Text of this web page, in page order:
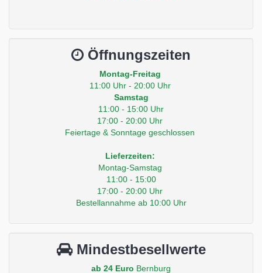
Öffnungszeiten
Montag-Freitag
11:00 Uhr - 20:00 Uhr
Samstag
11:00 - 15:00 Uhr
17:00 - 20:00 Uhr
Feiertage & Sonntage geschlossen
Lieferzeiten:
Montag-Samstag
11:00 - 15:00
17:00 - 20:00 Uhr
Bestellannahme ab 10:00 Uhr
Mindestbesellwerte
ab 24 Euro Bernburg